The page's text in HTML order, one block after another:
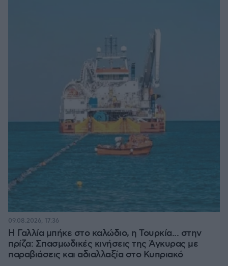
Η Γαλλία μπήκε στο καλώδιο, η Τουρκία... στην
πρίζα: Σπασμωδικές κινήσεις της Άγκυρας με
παραβιάσεις και αδιαλλαξία στο Κυπριακό
09.08.2026, 17:36